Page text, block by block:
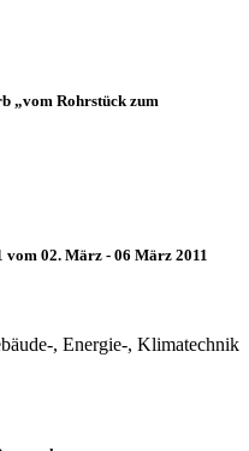
„vom Rohrstück zum
02. März - 06 März 2011
, Energie-, Klimatechnik